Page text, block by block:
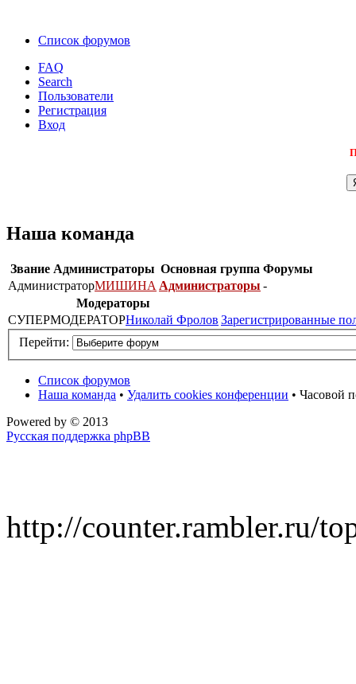
Список форумов
FAQ
Search
Пользователи
Регистрация
Вход
Наша команда
Звание Администраторы Основная группа Форумы
АдминистраторМИШИНА Администраторы -
Модераторы
СУПЕРМОДЕРАТОРНиколай Фролов Зарегистрированные
Перейти:
Список форумов
Наша команда • Удалить cookies конференции • Часовой
Powered by © 2013
Русская поддержка phpBB
http://counter.rambler.ru/